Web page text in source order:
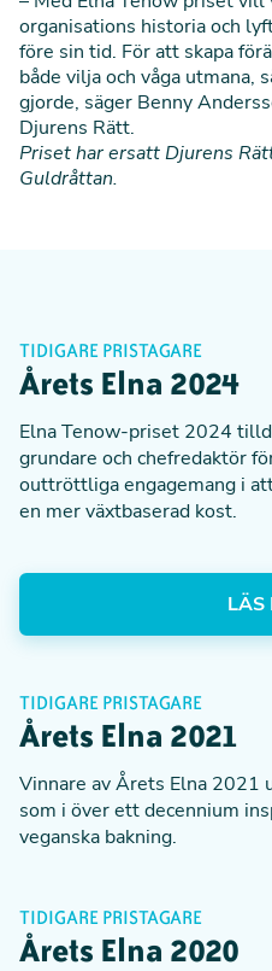
organisations historia och
före sin tid. För att skapa
både vilja och våga utmana,
gjorde, säger Benny
Djurens Rätt.
Priset har ersatt Djurens
Guldråttan.
TIDIGARE PRISTAGARE
Årets Elna 2024
Elna Tenow-priset 2024
grundare och chefredaktör
outtröttliga engagemang i
en mer växtbaserad kost.
LÄS
TIDIGARE PRISTAGARE
Årets Elna 2021
Vinnare avÅrets Elna 2021
som i över ett decennium
veganska bakning.
TIDIGARE PRISTAGARE
Årets Elna 2020